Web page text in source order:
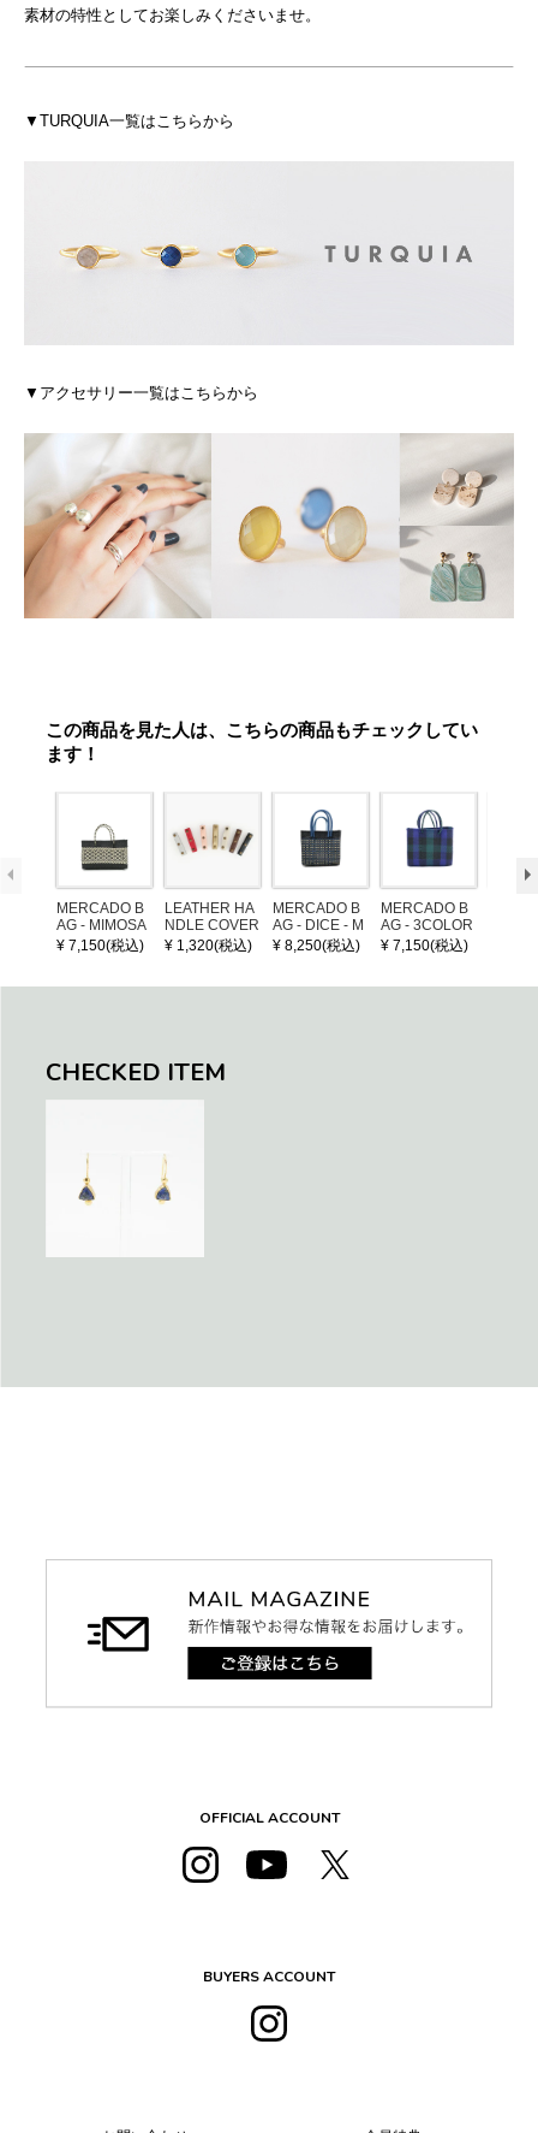
素材の特性としてお楽しみくださいませ。
▼TURQUIA一覧はこちらから
▼アクセサリー一覧はこちらから
この商品を見た人は、こちらの商品もチェックしてい
ます！
MERCADO B
AG - MIMOSA
- Black / Crea
¥ 7,150(税込)
LEATHER HA
NDLE COVER
¥ 1,320(税込)
MERCADO B
AG - DICE - M
OSAIC - Black
¥ 8,250(税込)
MERCADO B
AG - 3COLOR
S CHECK - Bl
¥ 7,150(税込)
CHECKED ITEM
OFFICIAL ACCOUNT
BUYERS ACCOUNT